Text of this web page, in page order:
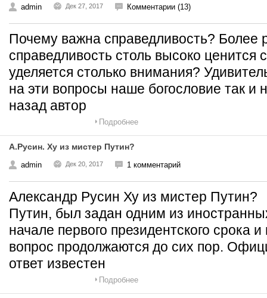
admin Дек 27, 2017 Комментарии (13)
Почему важна справедливость? Более
справедливость столь высоко
уделяется столько внимания?
на эти вопросы наше богословие так и
назад автор
Подробнее
А.Русин. Ху из мистер Путин?
admin Дек 20, 2017 1 комментарий
Александр Русин Ху из мистер Путин?
Путин, был задан одним из
начале первого президентского срока и
вопрос продолжаются до сих пор.
ответ известен
Подробнее